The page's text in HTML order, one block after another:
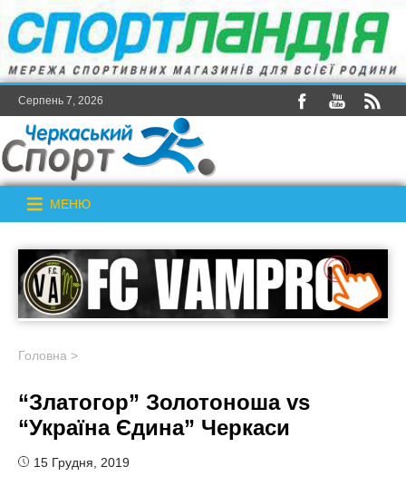
Серпень 7, 2026
МЕНЮ
Головна >
“Златогор” Золотоноша vs
“Україна Єдина” Черкаси
15 Грудня, 2019